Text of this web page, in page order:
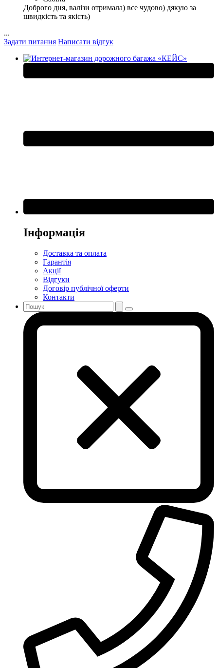
Доброго дня, валізи отримала) все чудово) дякую за
швидкість та якість)
...
Задати питання Написати відгук
Інформація
Доставка та оплата
Гарантія
Акції
Відгуки
Договір публічної оферти
Контакти